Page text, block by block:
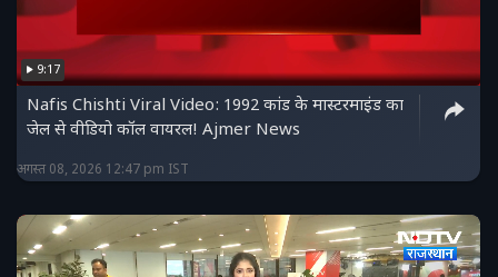
9:17
Nafis Chishti Viral Video: 1992 कांड के मास्टरमाइंड का
जेल से वीडियो कॉल वायरल! Ajmer News
अगस्त 08, 2026 12:47 pm IST